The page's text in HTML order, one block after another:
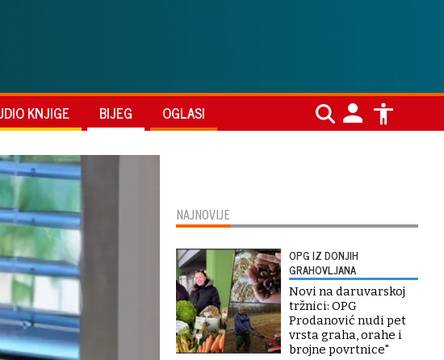
KNJIGE BIJEG OGLASI
NAJNOVIJE
OPG IZ DONJIH
GRAHOVLJANA
Novi na daruvarskoj
tržnici: OPG
Prodanović nudi pet
vrsta graha, orahe i
brojne povrtnice"